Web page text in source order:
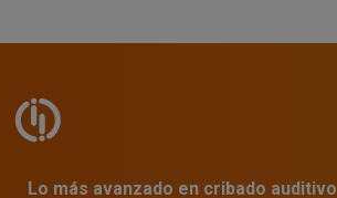
Lo más avanzado en cribado auditivo